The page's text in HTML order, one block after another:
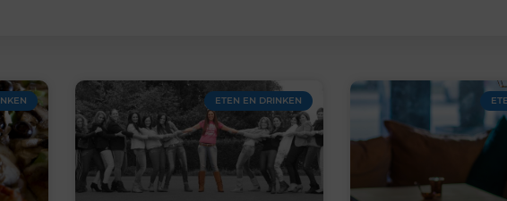
ETEN EN DRINKEN